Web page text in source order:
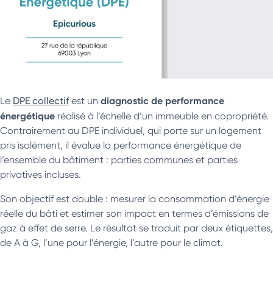
Le DPE collectifest un diagnostic de performance
énergétique réalisé à l’échelle d’un immeuble en copropriété.
Contrairement au DPE individuel, qui porte sur un logement
pris isolément, il évalue la performance énergétique de
l’ensemble du bâtiment : parties communes et parties
privatives incluses.
Son objectif est double : mesurer la consommation d’énergie
réelle du bâti et estimer son impact en termes d’émissions de
gaz à effet de serre. Le résultat se traduit par deux étiquettes,
de A à G, l’une pour l’énergie, l’autre pour le climat.